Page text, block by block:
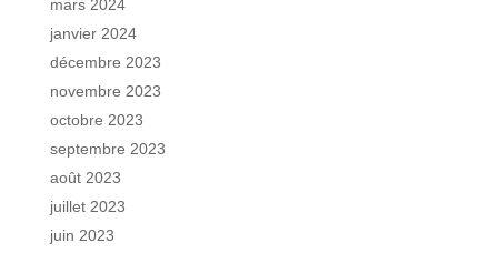
mars 2024
janvier 2024
décembre 2023
novembre 2023
octobre 2023
septembre 2023
août 2023
juillet 2023
juin 2023